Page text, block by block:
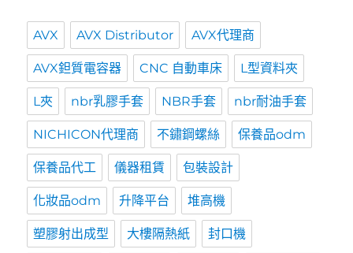
AVX AVX Distributor AVX代理商
AVX鉭質電容器 CNC 自動車床 L型資料夾
L夾 nbr乳膠手套 NBR手套 nbr耐油手套
NICHICON代理商 不鏽鋼螺絲 保養品odm
保養品代工 儀器租賃 包裝設計
化妝品odm 升降平台 堆高機
塑膠射出成型 大樓隔熱紙 封口機